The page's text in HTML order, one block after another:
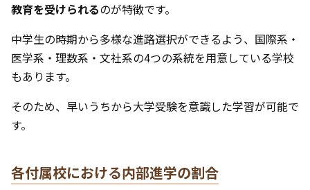
教育を受けられるのが特徴です。
中学生の時期から多様な進路選択ができるよう、国際系・
医学系・理数系・文社系の4つの系統を用意している学校
もあります。
そのため、早いうちから大学受験を意識した学習が可能で
す。
各付属校における内部進学の割合